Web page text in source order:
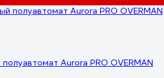
Aurora PRO OVERMAN